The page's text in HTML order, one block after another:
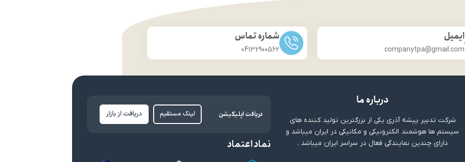
ایمیل
companytpa@gmail.com
شماره تماس
04132900562
درباره ما
شرکت تدبیر پیشه آذری یکی از بزرگترین تولید کننده های
سیستم ها هوشمند الکترونیکی و مکانیکی در ایران میباشد و
دارای چندین نمایندگی فعال در سراسر ایران میباشد .
دریافت اپلیکیشن لینک مستقیم دریافت از بازار
نماد اعتماد